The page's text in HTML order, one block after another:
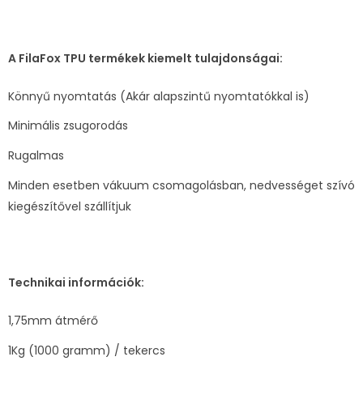
A FilaFox TPU termékek kiemelt tulajdonságai:
Könnyű nyomtatás (Akár alapszintű nyomtatókkal is)
Minimális zsugorodás
Rugalmas
Minden esetben vákuum csomagolásban, nedvességet szívó
kiegészítővel szállítjuk
Technikai információk:
1,75mm átmérő
1Kg (1000 gramm) / tekercs